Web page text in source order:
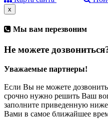
x
Мы вам перезвоним
Не можете
Уважаемые партнеры!
Если Вы не можете
срочно нужно решить Ваш
заполните приведенную
Вами в самое ближайшее